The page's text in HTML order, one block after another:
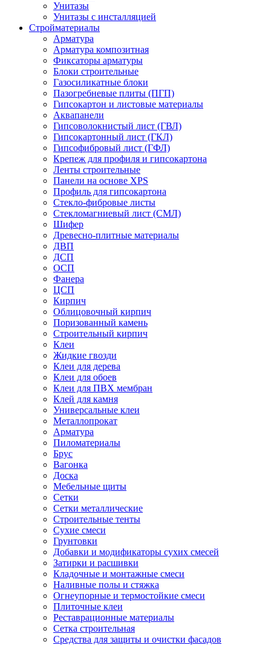
Унитазы
Унитазы с инсталляцией
Стройматериалы
Арматура
Арматура композитная
Фиксаторы арматуры
Блоки строительные
Газосиликатные блоки
Пазогребневые плиты (ПГП)
Гипсокартон и листовые материалы
Аквапанели
Гипсоволокнистый лист (ГВЛ)
Гипсокартонный лист (ГКЛ)
Гипсофибровый лист (ГФЛ)
Крепеж для профиля и гипсокартона
Ленты строительные
Панели на основе XPS
Профиль для гипсокартона
Стекло-фибровые листы
Стекломагниевый лист (СМЛ)
Шифер
Древесно-плитные материалы
ДВП
ДСП
ОСП
Фанера
ЦСП
Кирпич
Облицовочный кирпич
Поризованный камень
Строительный кирпич
Клеи
Жидкие гвозди
Клеи для дерева
Клеи для обоев
Клеи для ПВХ мембран
Клей для камня
Универсальные клеи
Металлопрокат
Арматура
Пиломатериалы
Брус
Вагонка
Доска
Мебельные щиты
Сетки
Сетки металлические
Строительные тенты
Сухие смеси
Грунтовки
Добавки и модификаторы сухих смесей
Затирки и расшивки
Кладочные и монтажные смеси
Наливные полы и стяжка
Огнеупорные и термостойкие смеси
Плиточные клеи
Реставрационные материалы
Сетка строительная
Средства для защиты и очистки фасадов